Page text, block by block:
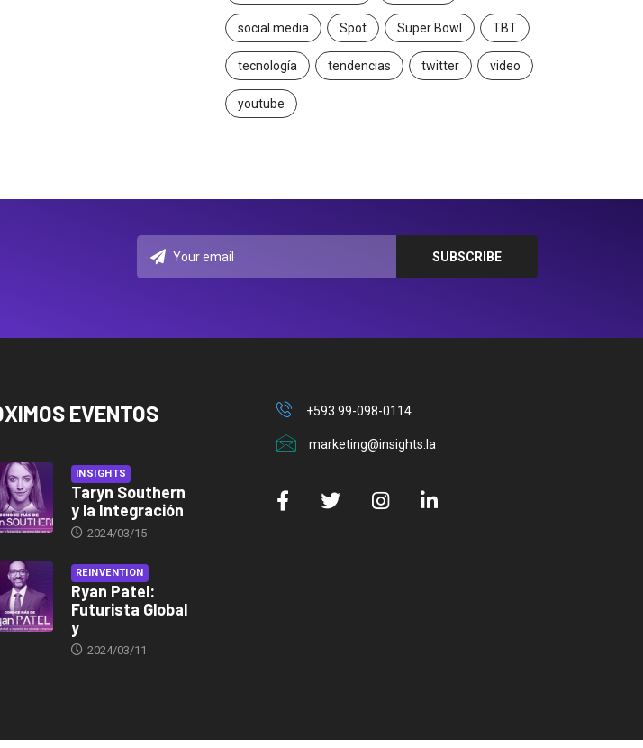
social media Spot Super Bowl TBT
tecnología tendencias twitter video
youtube
EVENTOS
INSIGHTS
Taryn Southern
y la Integración
2024/03/15
REINVENTION
Ryan Patel:
Futurista Global
y
2024/03/11
+593 99-098-0114
marketing@insights.la